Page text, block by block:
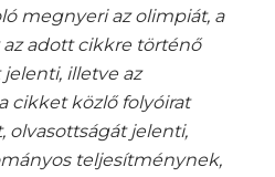
megnyeri az olimpiát, a
adott cikkre történő
illetve az
cikket közlő folyóirat
olvasottságát jelenti,
teljesítménynek,